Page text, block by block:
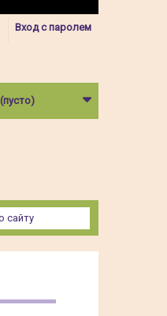
Вход с паролем
(пусто)